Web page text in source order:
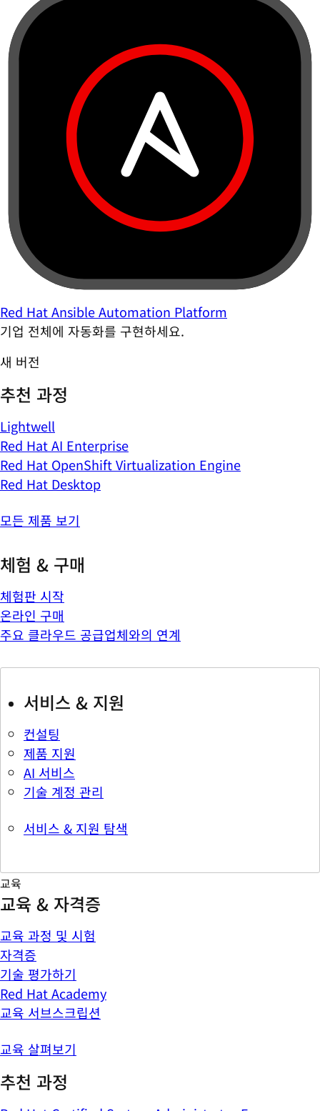
Red Hat Ansible Automation Platform
기업 전체에 자동화를 구현하세요.
새 버전
추천 과정
Lightwell
Red Hat AI Enterprise
Red Hat OpenShift Virtualization Engine
Red Hat Desktop
모든 제품 보기
체험 & 구매
체험판 시작
온라인 구매
주요 클라우드 공급업체와의 연계
서비스 & 지원
컨설팅
제품 지원
AI 서비스
기술 계정 관리
서비스 & 지원 탐색
교육
교육 & 자격증
교육 과정 및 시험
자격증
기술 평가하기
Red Hat Academy
교육 서브스크립션
교육 살펴보기
추천 과정